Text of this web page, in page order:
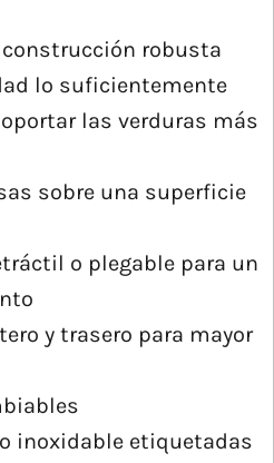
robusta
lo suficientemente
las verduras más
sobre una superficie
o plegable para un
y trasero para mayor
inoxidable etiquetadas